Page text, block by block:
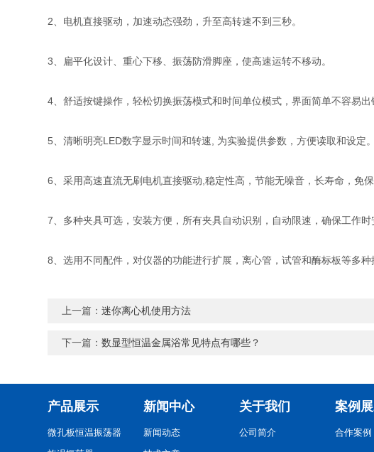
2、电机直接驱动，加速动态强劲，升至高转速不到三秒。
3、扁平化设计、重心下移、振荡防滑脚座，使高速运转不移动。
4、舒适按键操作，轻松切换振荡模式和时间单位模式，界面简单不容易出
5、清晰明亮LED数字显示时间和转速, 为实验提供参数，方便读取和设定。
6、采用高速直流无刷电机直接驱动,稳定性高，节能无噪音，长寿命，免保
7、多种夹具可选，安装方便，所有夹具自动识别，自动限速，确保工作时
8、选用不同配件，对仪器的功能进行扩展，离心管，试管和酶标板等多
上一篇：迷你离心机使用方法
下一篇：数显型恒温金属浴常见特点有哪些？
产品展示
微孔板恒温振荡器
新闻中心
新闻动态
关于我们
公司简介
案例
合作案例